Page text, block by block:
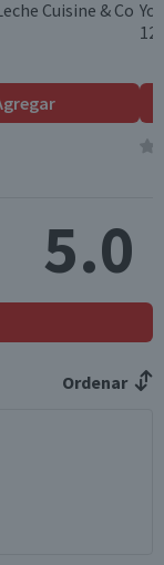
0
kj / 2000 kcal)
Cuisine & Co
5.0
Ordenar